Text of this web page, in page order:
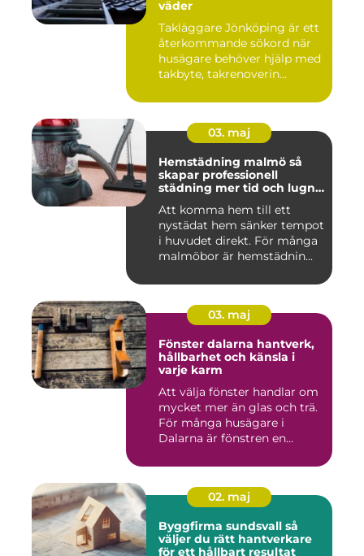
väder
Takläggare Jönköping är ett
återkommande sökord när
husägare behöver hjälp med
takbyte, takrenoverin...
03. maj
Hemstädning malmö så
skapar professionell
städning mer tid och lugn i
Att komma hem till ett
nystädat hem sänker tempot
i huvudet direkt. För många
malmöbor är hemstädnin...
03. maj
Fönster dalarna hantverk,
hållbarhet och känsla i
varje karm
Att välja fönster handlar om
mycket mer än glas och trä.
För många husägare i
Dalarna är fönstren en...
02. maj
Byggfirma sundsvall så
väljer du rätt hantverkare
för ett hållbart resultat